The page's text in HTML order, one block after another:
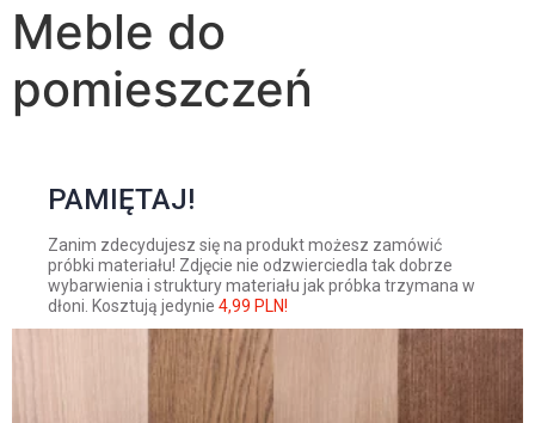
Meble do
pomieszczeń
PAMIĘTAJ!
Zanim zdecydujesz się na produkt możesz zamówić
próbki materiału! Zdjęcie nie odzwierciedla tak dobrze
wybarwienia i struktury materiału jak próbka trzymana w
dłoni. Kosztują jedynie 4,99 PLN!